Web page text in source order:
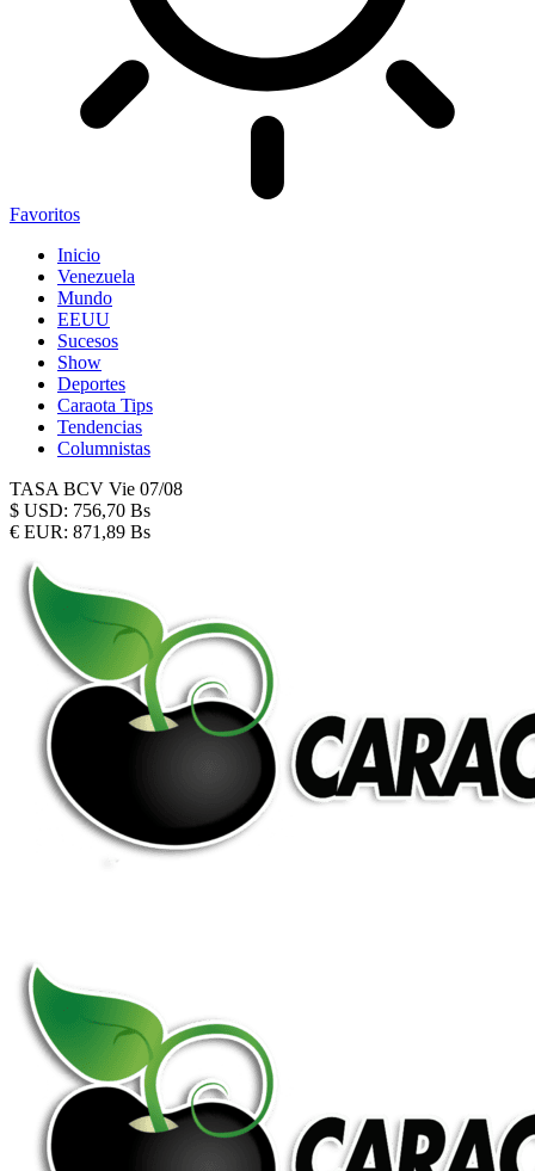
Favoritos
Inicio
Venezuela
Mundo
EEUU
Sucesos
Show
Deportes
Caraota Tips
Tendencias
Columnistas
TASA BCV Vie 07/08
$ USD: 756,70 Bs
€ EUR: 871,89 Bs